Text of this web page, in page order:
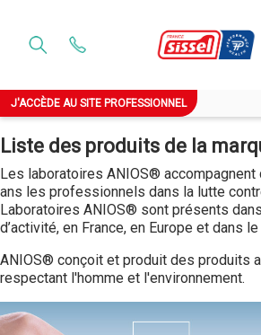
J'ACCÈDE AU SITE PROFESSIONNEL
Liste des produits de la
Les laboratoires ANIOS®
ans les professionnels dans la lutte
Laboratoires ANIOS® sont présents
d’activité, en France, en Europe et dans
ANIOS® conçoit et produit des produits
respectant l'homme et l'environnement.